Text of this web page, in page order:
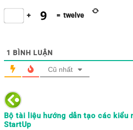
+ = twelve
1 BÌNH LUẬN
Cũ nhất
Bộ tài liệu hướng dẫn tạo các kiểu
StartUp